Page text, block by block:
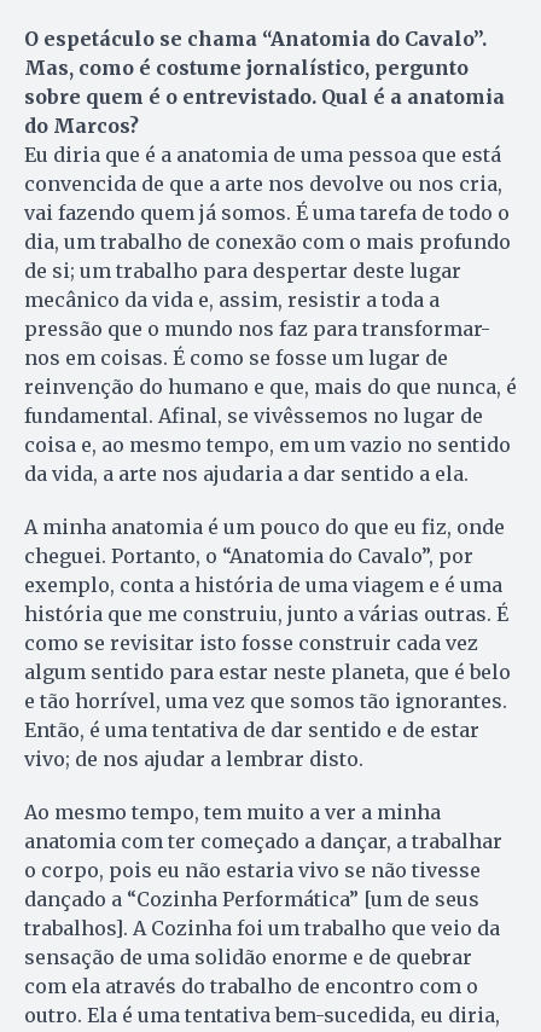
O espetáculo se chama “Anatomia do Cavalo”.
Mas, como é costume jornalístico, pergunto
sobre quem é o entrevistado. Qual é a anatomia
do Marcos?
Eu diria que é a anatomia de uma pessoa que está
convencida de que a arte nos devolve ou nos cria,
vai fazendo quem já somos. É uma tarefa de todo o
dia, um trabalho de conexão com o mais profundo
de si; um trabalho para despertar deste lugar
mecânico da vida e, assim, resistir a toda a
pressão que o mundo nos faz para transformar-
nos em coisas. É como se fosse um lugar de
reinvenção do humano e que, mais do que nunca, é
fundamental. Afinal, se vivêssemos no lugar de
coisa e, ao mesmo tempo, em um vazio no sentido
da vida, a arte nos ajudaria a dar sentido a ela.
A minha anatomia é um pouco do que eu fiz, onde
cheguei. Portanto, o “Anatomia do Cavalo”, por
exemplo, conta a história de uma viagem e é uma
história que me construiu, junto a várias outras. É
como se revisitar isto fosse construir cada vez
algum sentido para estar neste planeta, que é belo
e tão horrível, uma vez que somos tão ignorantes.
Então, é uma tentativa de dar sentido e de estar
vivo; de nos ajudar a lembrar disto.
Ao mesmo tempo, tem muito a ver a minha
anatomia com ter começado a dançar, a trabalhar
o corpo, pois eu não estaria vivo se não tivesse
dançado a “Cozinha Performática” [um de seus
trabalhos]. A Cozinha foi um trabalho que veio da
sensação de uma solidão enorme e de quebrar
com ela através do trabalho de encontro com o
outro. Ela é uma tentativa bem-sucedida, eu diria,